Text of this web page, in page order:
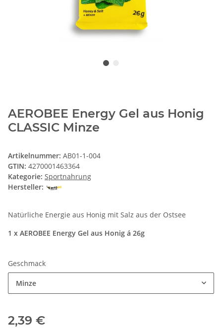
AEROBEE Energy Gel aus Honig
CLASSIC Minze
Artikelnummer: AB01-1-004
GTIN: 4270001463364
Kategorie: Sportnahrung
Hersteller:
Natürliche Energie aus Honig mit Salz aus der Ostsee
1 x AEROBEE Energy Gel aus Honig á 26g
Geschmack
Minze
2,39 €